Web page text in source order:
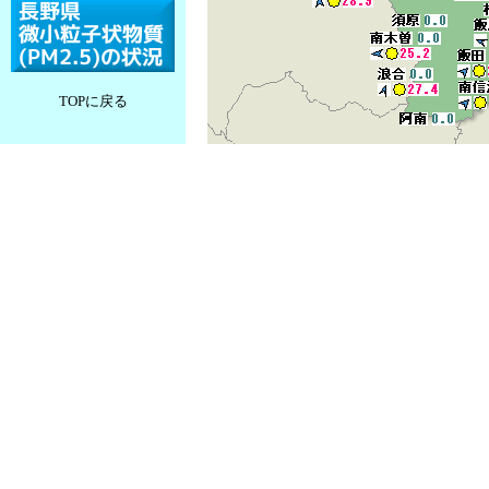
TOPに戻る